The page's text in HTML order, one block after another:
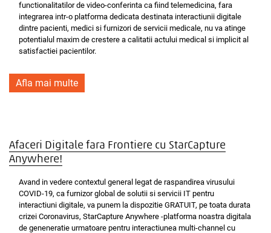
functionalitatilor de video-conferinta ca fiind telemedicina, fara
integrarea intr-o platforma dedicata destinata interactiunii digitale
dintre pacienti, medici si furnizori de servicii medicale, nu va atinge
potentialul maxim de crestere a calitatii actului medical si implicit al
satisfactiei pacientilor.
Afla mai multe
Afaceri Digitale fara Frontiere cu StarCapture
Anywhere!
Avand in vedere contextul general legat de raspandirea virusului
COVID-19, ca furnizor global de solutii si servicii IT pentru
interactiuni digitale, va punem la dispozitie GRATUIT, pe toata durata
crizei Coronavirus, StarCapture Anywhere -platforma noastra digitala
de geneneratie urmatoare pentru interactiunea multi-channel cu